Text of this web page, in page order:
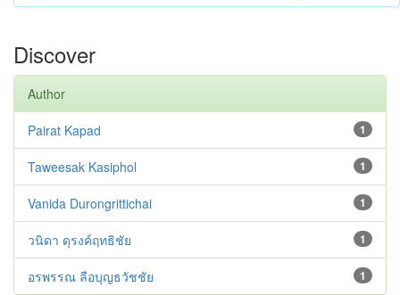
Discover
Author
1
Pairat Kapad
1
Taweesak Kasiphol
1
Vanida Durongrittichai
1
วนิดา ดุรงค์ฤทธิชัย
1
อรพรรณ ลือบุญธวัชชัย